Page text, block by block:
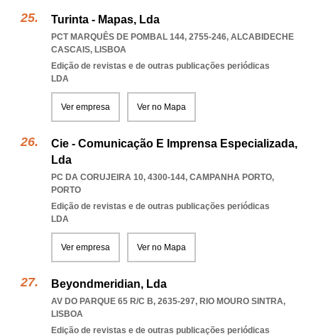
Turinta - Mapas, Lda
PCT MARQUÊS DE POMBAL 144, 2755-246, ALCABIDECHE
CASCAIS, LISBOA
Edição de revistas e de outras publicações periódicas
LDA
Ver empresa Ver no Mapa
Cie - Comunicação E Imprensa Especializada,
Lda
PC DA CORUJEIRA 10, 4300-144, CAMPANHA PORTO,
PORTO
Edição de revistas e de outras publicações periódicas
LDA
Ver empresa Ver no Mapa
Beyondmeridian, Lda
AV DO PARQUE 65 R/C B, 2635-297, RIO MOURO SINTRA,
LISBOA
Edição de revistas e de outras publicações periódicas